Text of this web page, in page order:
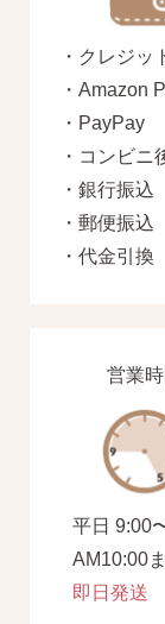
ようこ
・クレジッ
・Amazon
・PayPay
・コンビニ
・銀行振込
・郵便振込
・代金引換
営業
平日 9:00
AM10:00
即日発送